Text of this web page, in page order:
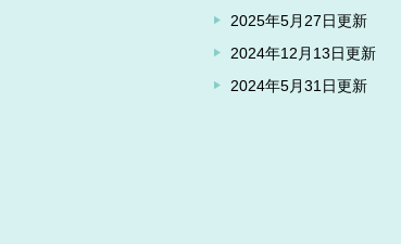
2025年5月27日更新
2024年12月13日更新
2024年5月31日更新